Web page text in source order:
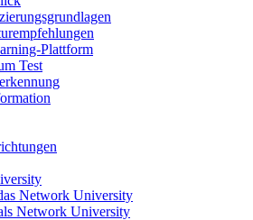
Plattform
Test
Network University
Network University